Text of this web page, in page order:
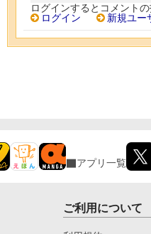
ログインするとコメントの
ログイン
新規ユー
アプリ一覧
ご利用について